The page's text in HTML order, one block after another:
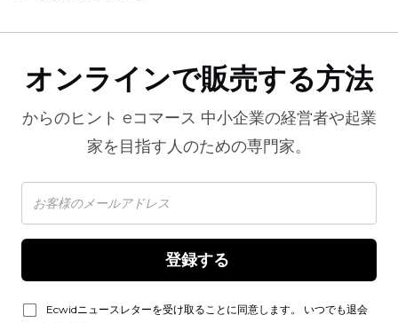
オンラインで販売する方法
からのヒント eコマース 中小企業の経営者や起業
家を目指す人のための専門家。
Ecwidニュースレターを受け取ることに同意します。 いつでも退会